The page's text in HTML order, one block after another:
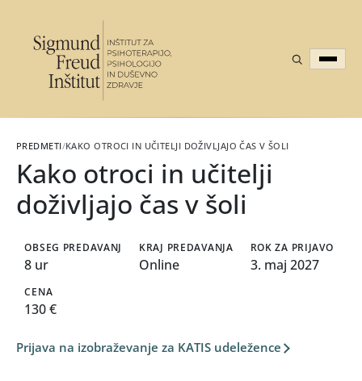
PREDMETI/KAKO OTROCI IN UČITELJI DOŽIVLJAJO ČAS V ŠOLI
Kako otroci in učitelji
doživljajo čas v šoli
OBSEG PREDAVANJ
8 ur
KRAJ PREDAVANJA
Online
ROK ZA PRIJAVO
3. maj 2027
CENA
130 €
Prijava na izobraževanje za KATIS udeležence